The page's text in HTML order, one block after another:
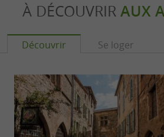
À DÉCOUVRIR AUX
Découvrir Se loger